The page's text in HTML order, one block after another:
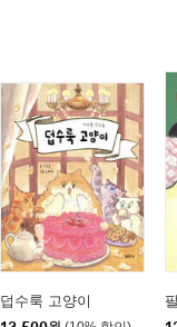
덥수룩 고양이